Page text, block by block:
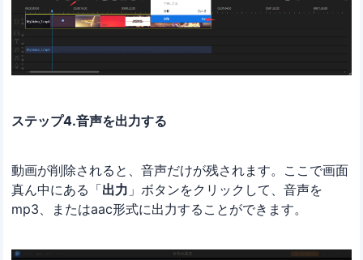
ステップ4.音声を出力する
動画が削除されると、音声だけが残されます。ここで画面
真ん中にある「出力 」ボタンをクリックして、音声を
mp3、またはaac形式に出力することができます。